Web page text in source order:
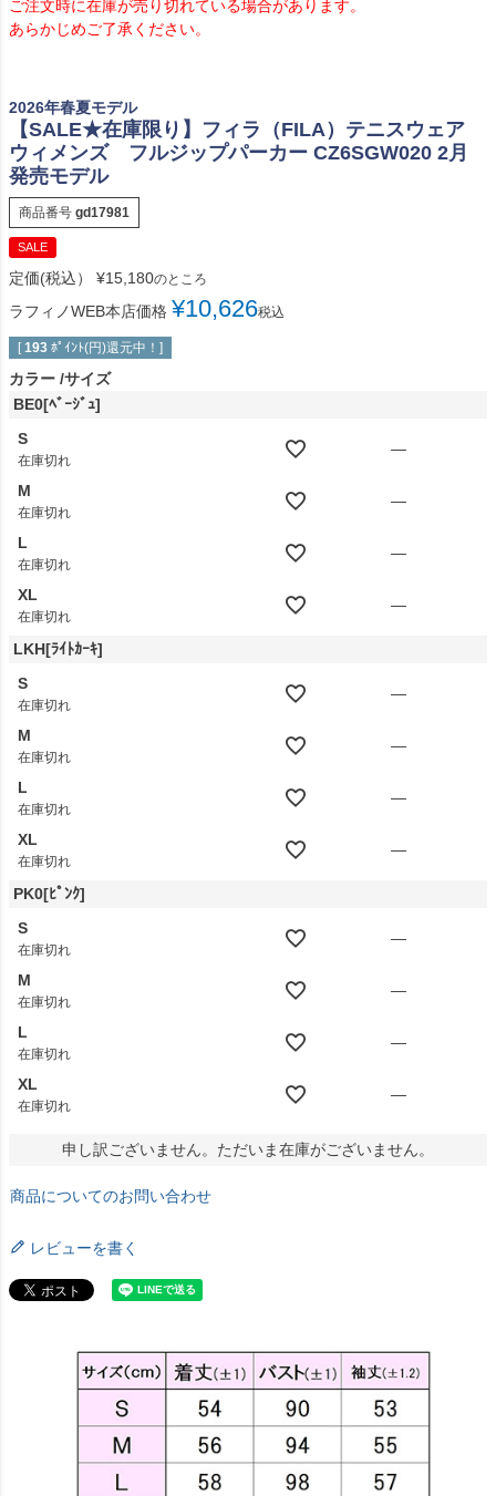
ご注文時に在庫が売り切れている場合があります。
あらかじめご了承ください。
2026年春夏モデル
【SALE★在庫限り】フィラ（FILA）テニスウェア
ウィメンズ フルジップパーカー CZ6SGW020 2月
発売モデル
商品番号 gd17981
SALE
定価(税込） ¥15,180のところ
ラフィノWEB本店価格 ¥10,626税込
[ 193 ﾎﾟｲﾝﾄ(円)還元中！]
カラー サイズ
BE0[ﾍﾞｰｼﾞｭ]
S
在庫切れ
—
M
在庫切れ
—
L
在庫切れ
—
XL
在庫切れ
—
LKH[ﾗｲﾄｶｰｷ]
S
在庫切れ
—
M
在庫切れ
—
L
在庫切れ
—
XL
在庫切れ
—
PK0[ﾋﾟﾝｸ]
S
在庫切れ
—
M
在庫切れ
—
L
在庫切れ
—
XL
在庫切れ
—
申し訳ございません。ただいま在庫がございません。
商品についてのお問い合わせ
レビューを書く